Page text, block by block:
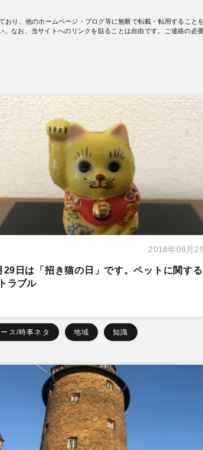
り、他のホームページ・ブログ等に無断で転載・転用すること
なお、当サイトへのリンクを貼ることは自由です。ご連絡の必
2018年09月
29日は「招き猫の日」です。ペットに関す
ラブル
ス/時事ネタ 地域 知識